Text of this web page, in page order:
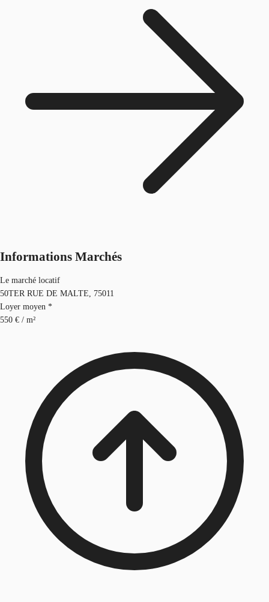
Informations Marchés
Le marché locatif
50TER RUE DE MALTE, 75011
Loyer moyen *
550 € / m²